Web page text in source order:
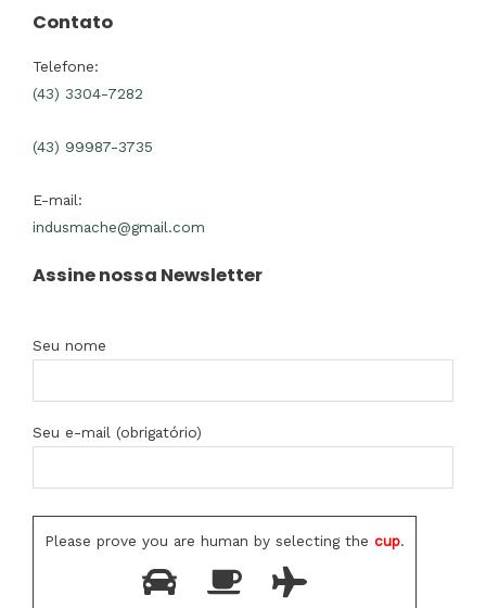
Contato
Telefone:
(43) 3304-7282
(43) 99987-3735
E-mail:
indusmache@gmail.com
Assine nossa Newsletter
Seu nome
Seu e-mail (obrigatório)
Please prove you are human by selecting the cup.